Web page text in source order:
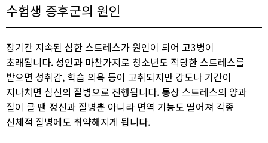
수험생 증후군의 원인​
장기간 지속된 심한 스트레스가 원인이 되어 고3병이
초래됩니다. 성인과 마찬가지로 청소년도 적당한 스트레스를
받으면 성취감, 학습 의욕 등이 고취되지만 강도나 기간이
지나치면 심신의 질병으로 진행됩니다. 통상 스트레스의 양과
질이 클 땐 정신과 질병뿐 아니라 면역 기능도 떨어져 각종
신체적 질병에도 취약해지게 됩니다.